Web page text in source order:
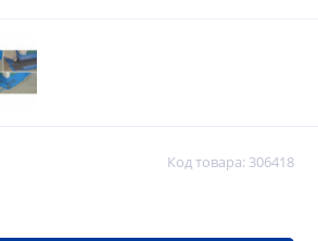
Код товара: 306418